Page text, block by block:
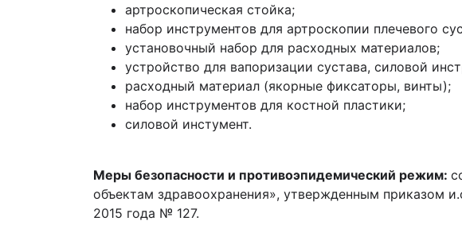
артроскопическая стойка;
набор инструментов для артроскопии плечевого
установочный набор для расходных материалов;
устройство для вапоризации сустава, силовой
расходный материал (якорные фиксаторы, винты);
набор инструментов для костной пластики;
силовой инстумент.
Меры безопасности и противоэпидемический режим:
объектам здравоохранения», утвержденным приказом
2015 года № 127.